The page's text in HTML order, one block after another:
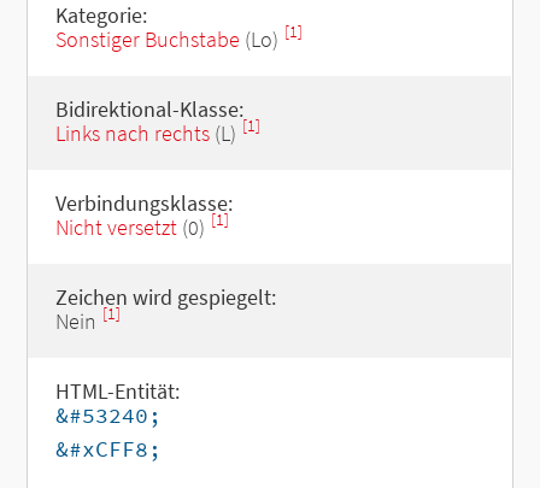
Kategorie:
Sonstiger Buchstabe (Lo) [1]
Bidirektional-Klasse:
Links nach rechts(L) [1]
Verbindungsklasse:
Nicht versetzt(0) [1]
Zeichen wird gespiegelt:
Nein [1]
HTML-Entität:
&#53240;
&#xCFF8;